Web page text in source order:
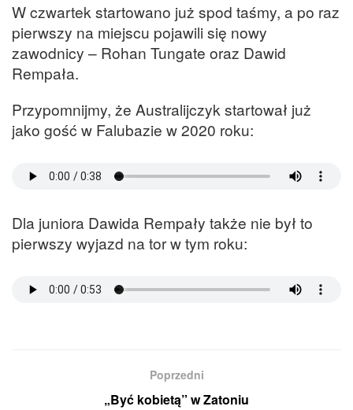
W czwartek startowano już spod taśmy, a po raz
pierwszy na miejscu pojawili się nowy
zawodnicy – Rohan Tungate oraz Dawid
Rempała.
Przypomnijmy, że Australijczyk startował już
jako gość w Falubazie w 2020 roku:
Dla juniora Dawida Rempały także nie był to
pierwszy wyjazd na tor w tym roku:
Poprzedni
„Być kobietą” w Zatoniu